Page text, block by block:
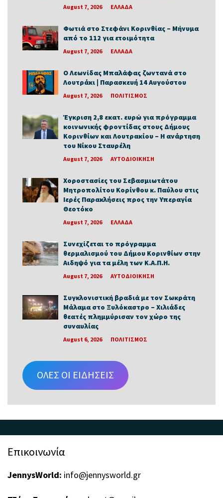
August 7, 2026 ΕΛΛΑΔΑ
Φωτιά στο Στεφάνι Κορινθίας – Μήνυμα
από το 112 για ετοιμότητα
August 7, 2026 ΕΛΛΑΔΑ
Ο Λεωνίδας Μπαλάφας ζωντανά στο
Λουτράκι | Παρασκευή 14 Αυγούστου
August 7, 2026 ΠΟΛΙΤΙΣΜΟΣ
Έγκριση 2,8 εκατ. ευρώ για πρόγραμμα
κοινωνικής φροντίδας στους Δήμους
Κορινθίων και Λουτρακίου – Η ανάρτηση
του Νίκου Σταυρέλη
August 7, 2026 ΑΥΤΟΔΙΟΙΚΗΣΗ
Χοροστασίες του Σεβασμιωτάτου
Μητροπολίτου Κορίνθου κ. Παύλου στις
Ιερές Παρακλήσεις προς την Υπεραγία
Θεοτόκο
August 7, 2026 ΕΛΛΑΔΑ
Συνεχίζεται το πρόγραμμα
θερμαλισμού του Δήμου Κορινθίων στην
Αιδηψό για τα μέλη των Κ.Α.Π.Η.
August 7, 2026 ΑΥΤΟΔΙΟΙΚΗΣΗ
Συγκλονιστική βραδιά με τον Σωκράτη
Μάλαμα στο Ξυλόκαστρο – Χιλιάδες
θεατές πλημμύρισαν τον χώρο της
συναυλίας
August 6, 2026 ΠΟΛΙΤΙΣΜΟΣ
ΟΛΕΣ ΟΙ ΕΙΔΗΣΕΙΣ
Επικοινωνία
JennysWorld: info@jennysworld.gr